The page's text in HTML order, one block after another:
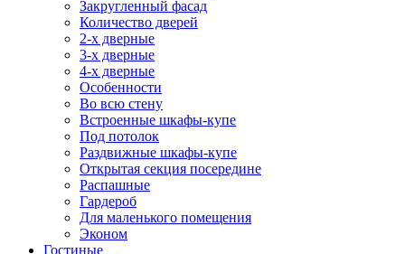
Закругленный фасад
Количество дверей
2-х дверные
3-х дверные
4-х дверные
Особенности
Во всю стену
Встроенные шкафы-купе
Под потолок
Раздвижные шкафы-купе
Открытая секция посередине
Распашные
Гардероб
Для маленького помещения
Эконом
Гостиные